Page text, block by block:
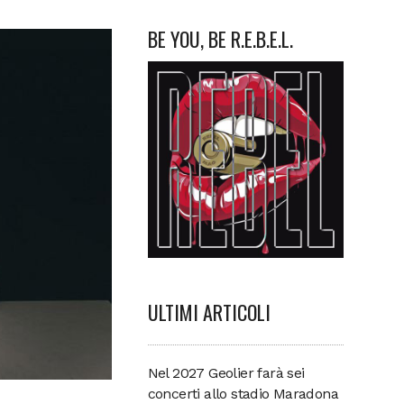
BE YOU, BE R.E.B.E.L.
ULTIMI ARTICOLI
Nel 2027 Geolier farà sei
concerti allo stadio Maradona